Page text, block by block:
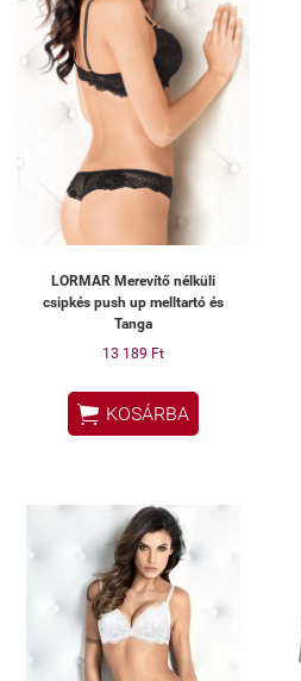
LORMAR Merevítő nélküli
csipkés push up melltartó és
Tanga
13 189 Ft
 KOSÁRBA